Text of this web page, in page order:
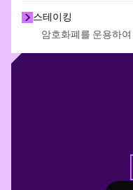
스테이킹
암호화폐를 운용하